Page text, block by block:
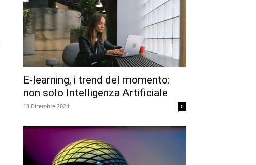
E-learning, i trend del momento:
non solo Intelligenza Artificiale
18 Dicembre 2024 0